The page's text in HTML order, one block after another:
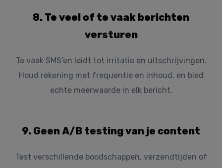
8. Te veel of te vaak berichten
versturen
Te vaak SMS’en leidt tot irritatie en uitschrijvingen.
Houd rekening met frequentie en inhoud, en bied
echte meerwaarde in elk bericht.
9. Geen A/B testing van je content
Test verschillende boodschappen, verzendtijden of